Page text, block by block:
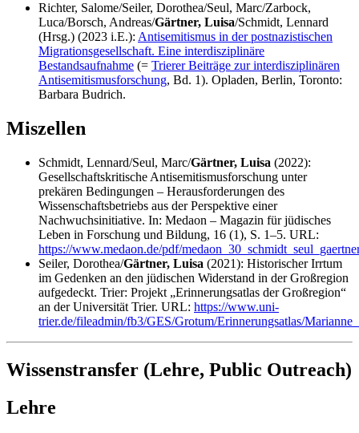
Richter, Salome/Seiler, Dorothea/Seul, Marc/Zarbock,
Luca/Borsch, Andreas/Gärtner, Luisa/Schmidt, Lennard
(Hrsg.) (2023 i.E.): Antisemitismus in der postnazistischen
Migrationsgesellschaft. Eine interdisziplinäre
Bestandsaufnahme (= Trierer Beiträge zur interdisziplinären
Antisemitismusforschung, Bd. 1). Opladen, Berlin, Toronto:
Barbara Budrich.
Miszellen
Schmidt, Lennard/Seul, Marc/Gärtner, Luisa (2022):
Gesellschaftskritische Antisemitismusforschung unter
prekären Bedingungen – Herausforderungen des
Wissenschaftsbetriebs aus der Perspektive einer
Nachwuchsinitiative. In: Medaon – Magazin für jüdisches
Leben in Forschung und Bildung, 16 (1), S. 1–5. URL:
https://www.medaon.de/pdf/
Seiler, Dorothea/Gärtner, Luisa (2021): Historischer Irrtum
im Gedenken an den jüdischen Widerstand in der Großregion
aufgedeckt. Trier: Projekt „Erinnerungsatlas der Großregion“
an der Universität Trier. URL: https://www.uni-
trier.de/fileadmin/fb3/GES/Grotum/Erinnerungsatlas/
Wissenstransfer (Lehre, Public Outreach)
Lehre